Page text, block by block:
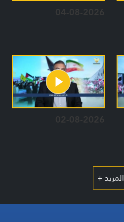
04-08-2026
02-08-2026
المزيد +